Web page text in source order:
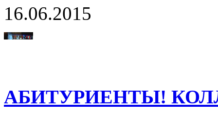
16.06.2015
АБИТУРИЕНТЫ!